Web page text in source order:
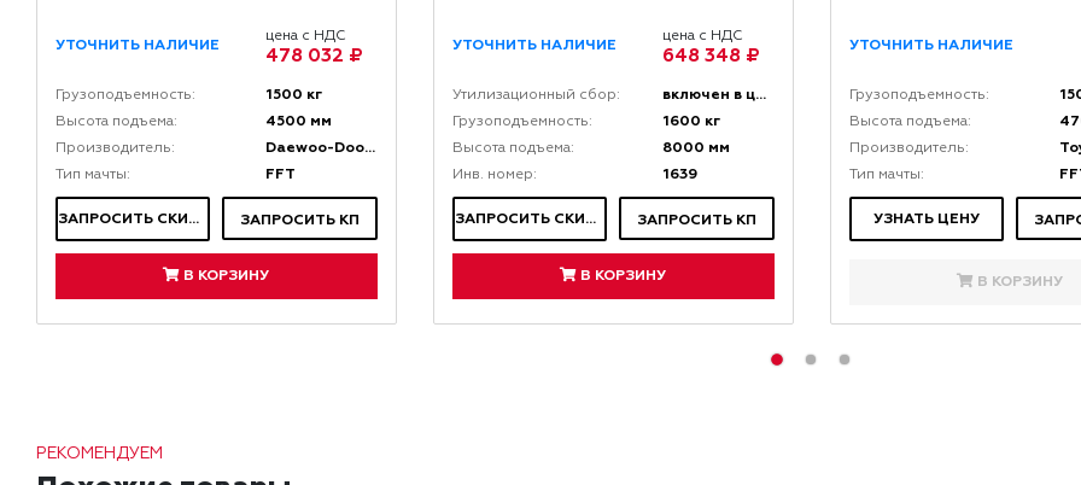
УТОЧНИТЬ НАЛИЧИЕ
цена с НДС
478 032 ₽
Грузоподъемность: 1500 кг
Высота подъема: 4500 мм
Производитель: Daewoo-Doosan
Тип мачты: FFT
ЗАПРОСИТЬ СКИДКУ ЗАПРОСИТЬ КП
В КОРЗИНУ
УТОЧНИТЬ НАЛИЧИЕ
цена с НДС
648 348 ₽
Утилизационный сбор: включен в цену
Грузоподъемность: 1600 кг
Высота подъема: 8000 мм
Инв. номер: 1639
ЗАПРОСИТЬ СКИДКУ ЗАПРОСИТЬ КП
В КОРЗИНУ
УТОЧНИТЬ НАЛИЧИЕ
Грузоподъемность:
Высота подъема:
Производитель:
Тип мачты:
УЗНАТЬ ЦЕНУ
В КОРЗИНУ
РЕКОМЕНДУЕМ